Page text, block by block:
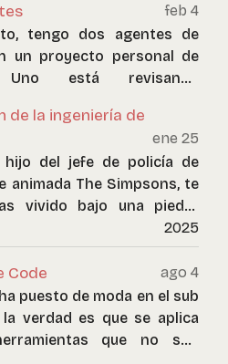
También hablaba sobre la
para orquestar estas
digital que generan, y los
implican.
feb 4
tengo dos agentes de
un proyecto personal de
está revisando
par de features nuevas.
agente ayudándome a
este post.
de la ingeniería de
ene 25
hijo del jefe de policía de
animada The Simpsons, te
vivido bajo una piedra
años (o nunca prendiste el
13 en Chile).
2025
Code
ago 4
puesto de moda en el sub
verdad es que se aplica
que no son